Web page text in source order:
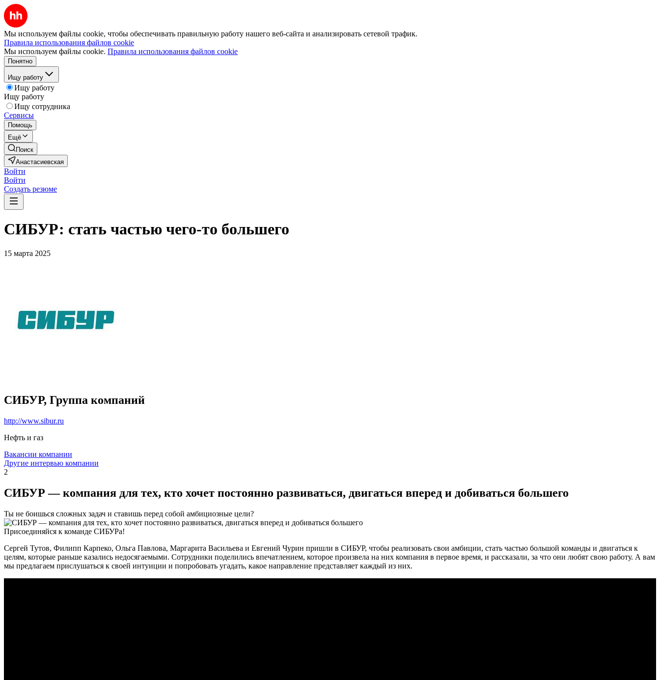
Мы используем файлы cookie, чтобы обеспечивать правильную работу нашего веб-сайта и анализировать сетевой трафик.
Правила использования файлов cookie
Мы используем файлы cookie. Правила использования файлов cookie
Понятно
Ищу работу
Ищу работу
Ищу работу
Ищу сотрудника
Сервисы
Помощь
Ещё
Поиск
Анастасиевская
Войти
Войти
Создать резюме
СИБУР: стать частью чего-то большего
15 марта 2025
СИБУР, Группа компаний
http://www.sibur.ru
Нефть и газ
Вакансии компании
Другие интервью компании
2
СИБУР — компания для тех, кто хочет постоянно развиваться, двигаться вперед и добиваться большего
Ты не боишься сложных задач и ставишь перед собой амбициозные цели?
Присоединяйся к команде СИБУРа!
Сергей Тутов, Филипп Карпеко, Ольга Павлова, Маргарита Васильева и Евгений Чурин пришли в СИБУР, чтобы реализовать свои амбиции, стать частью большой команды и двигаться к
целям, которые раньше казались недосягаемыми. Сотрудники поделились впечатлением, которое произвела на них компания в первое время, и рассказали, за что они любят свою работу. А вам
мы предлагаем прислушаться к своей интуиции и попробовать угадать, какое направление представляет каждый из них.